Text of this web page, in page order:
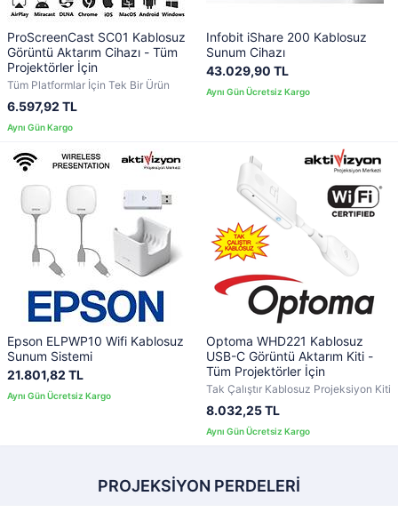
ProScreenCast SC01 Kablosuz
Görüntü Aktarım Cihazı - Tüm
Projektörler İçin
Tüm Platformlar İçin Tek Bir Ürün
6.597,92 TL
Infobit iShare 200 Kablosuz
Sunum Cihazı
43.029,90 TL
Epson ELPWP10 Wifi Kablosuz
Sunum Sistemi
21.801,82 TL
Optoma WHD221 Kablosuz
USB-C Görüntü Aktarım Kiti -
Tüm Projektörler İçin
Tak Çalıştır Kablosuz Projeksiyon Kiti
8.032,25 TL
PROJEKSİYON PERDELERİ